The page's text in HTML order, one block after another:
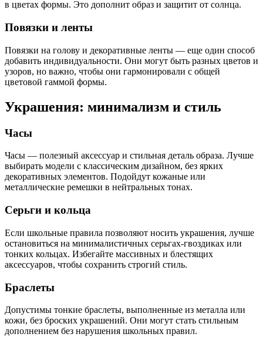
в цветах формы. Это дополнит образ и защитит от солнца.
Повязки и ленты
Повязки на голову и декоративные ленты — еще один способ
добавить индивидуальности. Они могут быть разных цветов и
узоров, но важно, чтобы они гармонировали с общей
цветовой гаммой формы.
Украшения: минимализм и стиль
Часы
Часы — полезный аксессуар и стильная деталь образа. Лучше
выбирать модели с классическим дизайном, без ярких
декоративных элементов. Подойдут кожаные или
металлические ремешки в нейтральных тонах.
Серьги и кольца
Если школьные правила позволяют носить украшения, лучше
остановиться на минималистичных серьгах-гвоздиках или
тонких кольцах. Избегайте массивных и блестящих
аксессуаров, чтобы сохранить строгий стиль.
Браслеты
Допустимы тонкие браслеты, выполненные из металла или
кожи, без броских украшений. Они могут стать стильным
дополнением без нарушения школьных правил.